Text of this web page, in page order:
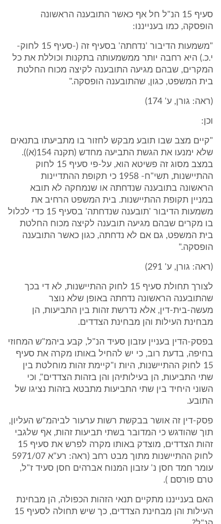
סעיף 15 הנ"ל חל אף כאשר התובענה הראשונה
הופסקה, כמו בענייננו:
"משמעות הדיבור 'נדחתה' בסעיף זה (-סעיף 15 לחוק-
י.כ.) היא רחבה יותר ממשמעותה בתקנות וכוללת את כל
המקרים, שבהם מגיעה התובענה לקיצה מכוח החלטת
בית המשפט, כגון, שהתובענה הופסקה."
(ראה: גורן, ע' 174)
וכן:
"קיים מצב שבו תובע מבקש לחזור בו מתביעתו בתנאים
שלא ימנעו את הגשת התביעה מחדש (תקנה 154(א)).
במצב מסוג זה פשיטא הוא, על-פי סעיף 15 לחוק
ההתיישנות, תשי"ח- 1958 כי תקופת ההתדיינות
הראשונה בתובענה שנדחתה או שנמחקה לא תובא
במניין תקופת ההתיישנות. בית המשפט הרחיב את
משמעות הדיבור 'תובענה שנדחתה' בסעיף 15 כדי לכלול
בו מקרים שבהם מגיעה תובענה לקיצה מכוח החלטת
בית המשפט, גם אם לא נדחתה, כגון כאשר התובענה
הופסקה."
(ראה: גורן, ע' 291)
לצורך תחולת סעיף 15 לחוק ההתיישנות, לא די בכך
שהתובענה הראשונה נדחתה באופן שלא נוצר
מעשה-בית-דין, אלא נדרשת זהות בין התביעות, הן
מבחינת העילות והן מבחינת הצדדים.
בפסק-הדין בעניין עזבון סעיד הנ"ל, קבע ביהמ"ש המחוזי
בחיפה, בדעת רוב, כי יש להחיל באותו מקרה את סעיף
15 לחוק ההתיישנות, היות ו"קיימת זהות מוחלטת בין
שתי התביעות, הן בעילותיהן והן בזהות הצדדים", וכי
השוני היחיד בין שתי התביעות מתבטא בזהות נציגו של
התובע.
פסק-דין זה אושר בבקשת רשות ערעור לביהמ"ש העליון,
תוך שהודגש כי המדובר בשתי תביעות זהות, אף שלגבי
זהות הצדדים, מוצדק באותו מקרה לפרש את סעיף 15
לחוק ההתיישנות מתוך מבט רחב (ראה: רע"א 5971/07
עומר חמד חסן נ' עזבון המנוח אברהים חסן סעיד ז"ל,
טרם פורסם ).
האם בענייננו מתקיים תנאי הזהות הכפולה, הן מבחינת
העילות והן מבחינת הצדדים, כך שיש תחולה לסעיף 15